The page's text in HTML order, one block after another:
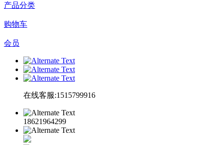
产品分类
购物车
会员
在线客服:1515799916
18621964299